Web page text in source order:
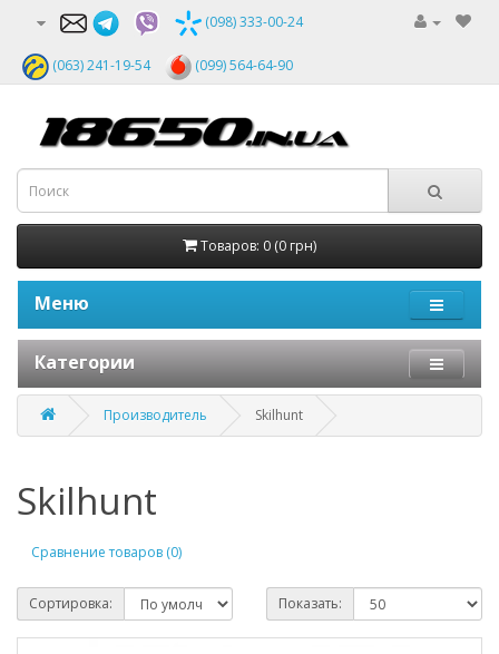
(098) 333-00-24
(063) 241-19-54 (099) 564-64-90
Товаров: 0 (0 грн)
Меню
Категории
Производитель Skilhunt
Skilhunt
Сравнение товаров (0)
Сортировка: Показать: